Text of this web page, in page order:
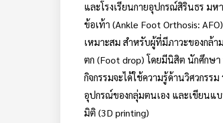
และโรงเรียนกายอุปกรณ์สิรินธร ม
ข้อเท้า (Ankle Foot Orthosis:
เหมาะสม สำหรับผู้ที่มีภาวะของกล้า
ตก (Foot drop) โดยมีนิสิต นักศึกษา
กิจกรรมจะได้ใช้ความรู้ด้านวิศวกร
อุปกรณ์ของกลุ่มตนเอง และเขียนแ
มิติ (3D printing)